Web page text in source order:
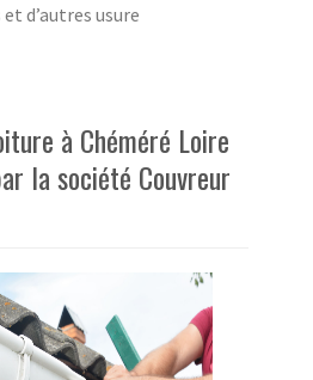
d’autres usure
à Chéméré Loire
la société Couvreur